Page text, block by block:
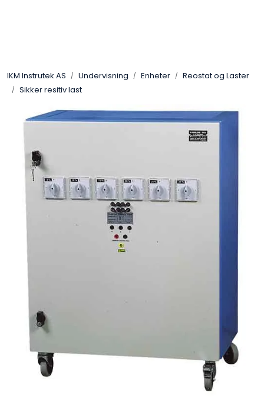
IKM Instrutek AS Undervisning Enheter
Reostat og Laster
Sikker resitiv last
Elektro
Elektronikk
Frekvensomformere
Termografi
Undervisning
Navigasjon & Kommunikasjon
Maskinvern & Instrumentering